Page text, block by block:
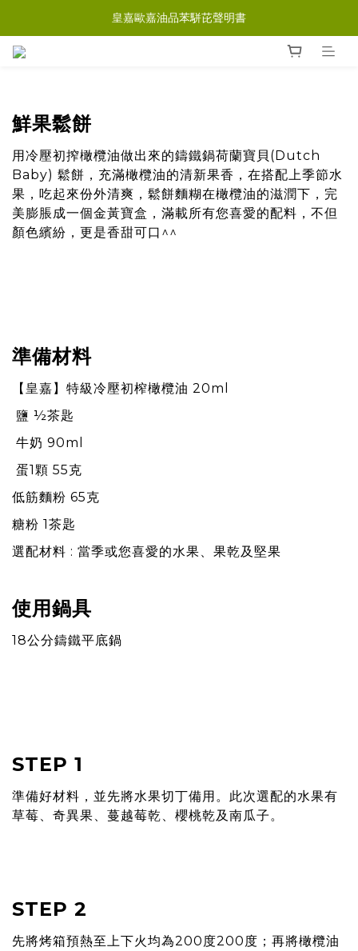
皇嘉歐嘉油品苯駢芘聲明書
鮮果鬆餅
⽤冷壓初搾橄欖油做出來的鑄鐵鍋荷蘭寶⾙(Dutch
Baby) 鬆餅，充滿橄欖油的清新果香，在搭配上季節⽔
果，吃起來份外清爽，鬆餅麵糊在橄欖油的滋潤下，完
美膨脹成一個⾦黃寶盒，滿載所有您喜愛的配料，不但
顏⾊繽紛，更是香甜可口^^
準備材料
【 皇嘉】 特級冷壓初榨橄欖油 20ml
鹽 ½茶匙
⽜奶 90ml
蛋1顆 55克
低筋麵粉 65克
糖粉 1茶匙
選配材料 : 當季或您喜愛的⽔果、果乾及堅果
使用鍋具
18公分鑄鐵平底鍋
STEP 1
準備好材料，並先將⽔果切丁備用。此次選配的水果有
草莓、奇異果、蔓越莓乾、櫻桃乾及南瓜⼦。
STEP 2
先將烤箱預熱至上下火均為200度200度；再將橄欖油